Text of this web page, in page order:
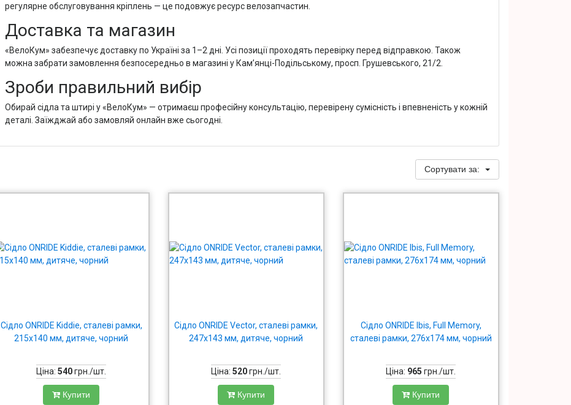
регулярне обслуговування кріплень — це подовжує ресурс велозапчастин.
Доставка та магазин
«ВелоКум» забезпечує доставку по Україні за 1–2 дні. Усі позиції проходять перевірку перед відправкою. Також
можна забрати замовлення безпосередньо в магазині у Кам’янці-Подільському, просп. Грушевського, 21/2.
Зроби правильний вибір
Обирай сідла та штирі у «ВелоКум» — отримаєш професійну консультацію, перевірену сумісність і впевненість у кожній
деталі. Заїжджай або замовляй онлайн вже сьогодні.
Сортувати за:
Сідло ONRIDE Kiddie, сталеві рамки,
215x140 мм, дитяче, чорний
Ціна:540грн./шт.
Купити
Сідло ONRIDE Vector, сталеві рамки,
247х143 мм, дитяче, чорний
Ціна:520грн./шт.
Купити
Сідло ONRIDE Ibis, Full Memory,
сталеві рамки, 276x174 мм, чорний
Ціна: 965 грн./шт.
Купити